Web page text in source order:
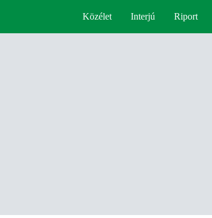
Közélet Interjú Riport